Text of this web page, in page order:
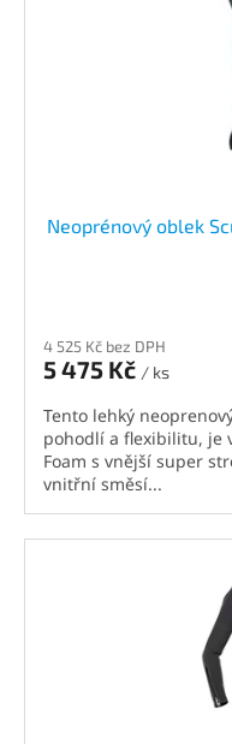
Neoprénový oblek
4 525 Kč bez DPH
5 475 Kč / ks
Tento lehký
pohodlí a flexibilitu, je
Foam s vnější super
vnitřní směsí...